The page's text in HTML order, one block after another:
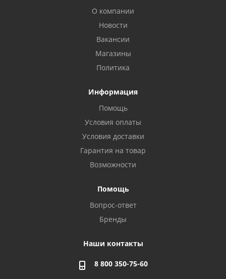
О компании
Новости
Вакансии
Магазины
Политика
Информация
Помощь
Условия оплаты
Условия доставки
Гарантия на товар
Возможности
Помощь
Вопрос-ответ
Бренды
Наши контакты
8 800 350-75-60